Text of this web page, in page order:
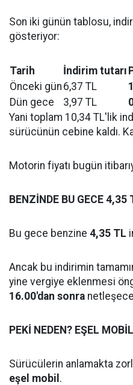
Son iki günün tablosu,
gösteriyor:
Tarih İndirim tutarı
Önceki gün 6,37 TL
Dün gece
3,97 TL
Yani toplam 10,34 TL'lik
sürücünün cebine kaldı.
Motorin fiyatı bugün
BENZİNDE BU GECE
Bu gece benzine 4,35 TL
Ancak bu indirimin
yine vergiye eklenmesi
16.00'dan sonra
PEKİ NEDEN? EŞEL
Sürücülerin anlamakta
eşel mobil .